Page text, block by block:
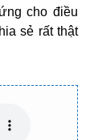
cho điều
sẻ rất thật